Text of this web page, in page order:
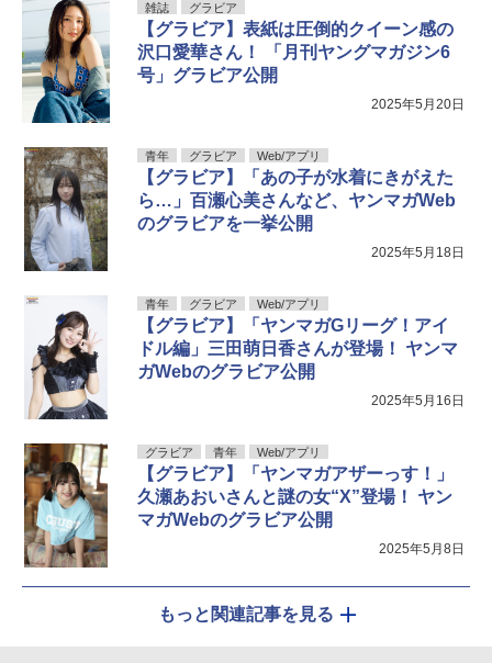
雑誌 グラビア
【グラビア】表紙は圧倒的クイーン感の
沢口愛華さん！ 「月刊ヤングマガジン6
号」グラビア公開
2025年5月20日
青年 グラビア Web/アプリ
【グラビア】「あの子が水着にきがえた
ら…」百瀬心美さんなど、ヤンマガWeb
のグラビアを一挙公開
2025年5月18日
青年 グラビア Web/アプリ
【グラビア】「ヤンマガGリーグ！アイ
ドル編」三田萌日香さんが登場！ ヤンマ
ガWebのグラビア公開
2025年5月16日
グラビア 青年 Web/アプリ
【グラビア】「ヤンマガアザーっす！」
久瀬あおいさんと謎の女“X”登場！ ヤン
マガWebのグラビア公開
2025年5月8日
もっと関連記事を見る